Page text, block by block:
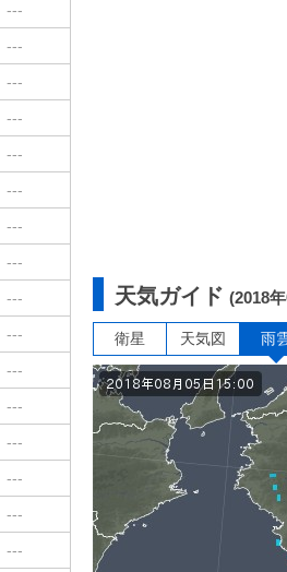
---
---
---
---
---
---
---
---
---
---
---
---
---
---
---
---
天気ガイド (2018
衛星 天気図 雨